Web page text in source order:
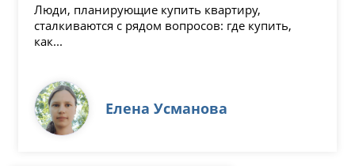
Люди, планирующие купить квартиру,
сталкиваются с рядом вопросов: где купить,
как...
Елена Усманова